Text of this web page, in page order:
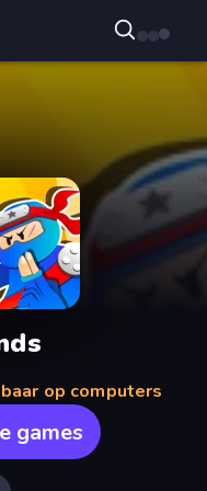
op computers
games